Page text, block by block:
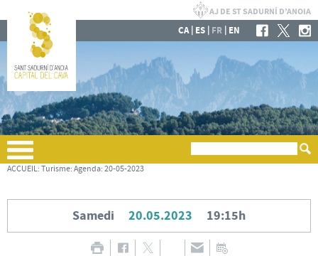
CA| ES | FR | EN
ACCUEIL: Turisme: Agenda: 20-05-2023
Samedi 20.05.2023 19:15h